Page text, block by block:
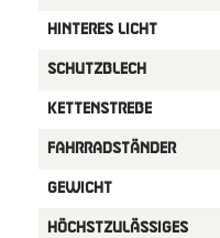
HINTERES LICHT
SCHUTZBLECH
KETTENSTREBE
FAHRRADSTÄNDER
GEWICHT
HÖCHSTZULÄSSIGES